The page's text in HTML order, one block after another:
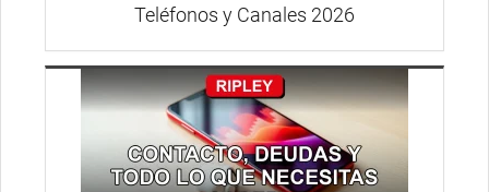
Teléfonos y Canales 2026